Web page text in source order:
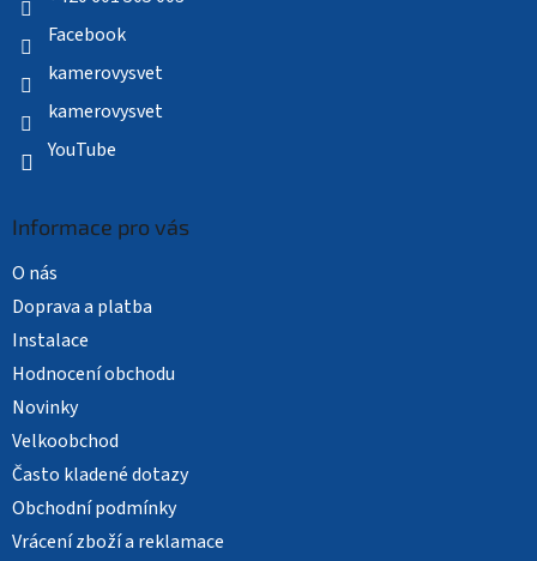
Facebook
kamerovysvet
kamerovysvet
YouTube
Informace pro vás
O nás
Doprava a platba
Instalace
Hodnocení obchodu
Novinky
Velkoobchod
Často kladené dotazy
Obchodní podmínky
Vrácení zboží a reklamace